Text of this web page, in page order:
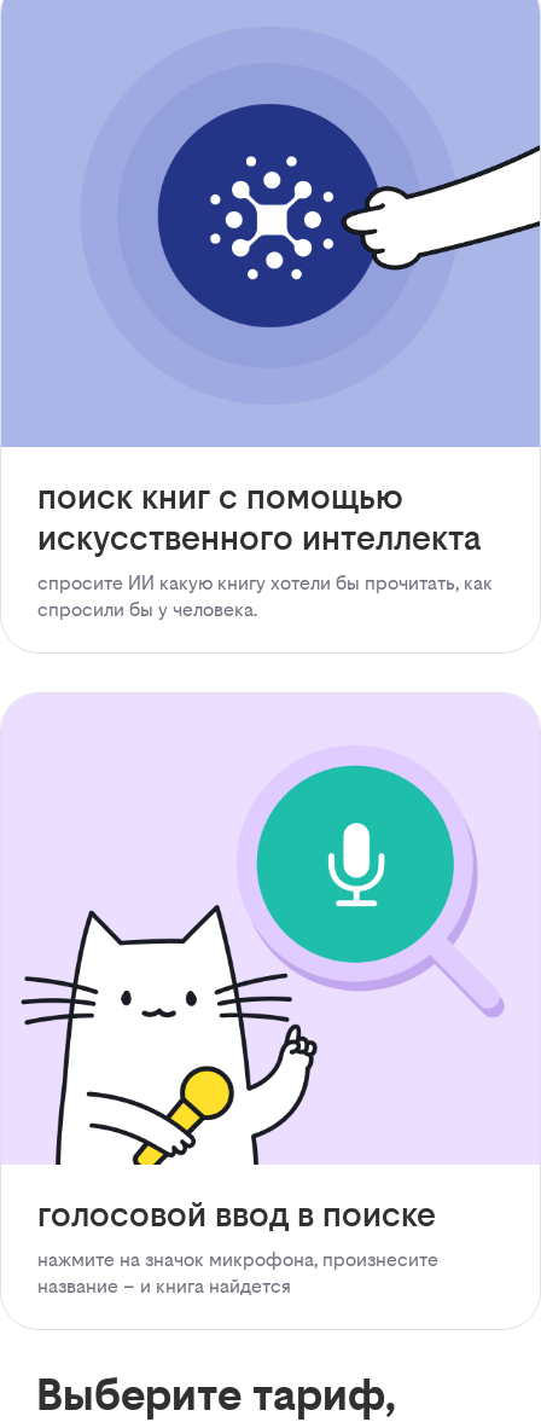
поиск книг с помощью
искусственного интеллекта
спросите ИИ какую книгу хотели бы прочитать, как
спросили бы у человека.
голосовой ввод в поиске
нажмите на значок микрофона, произнесите
название – и книга найдется
Выберите тариф,